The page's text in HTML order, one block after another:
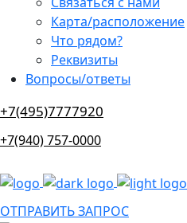
Карта/расположение
Что рядом?
Реквизиты
Вопросы/ответы
+7(495)7777920
+7(940) 757-0000
ОТПРАВИТЬ ЗАПРОС